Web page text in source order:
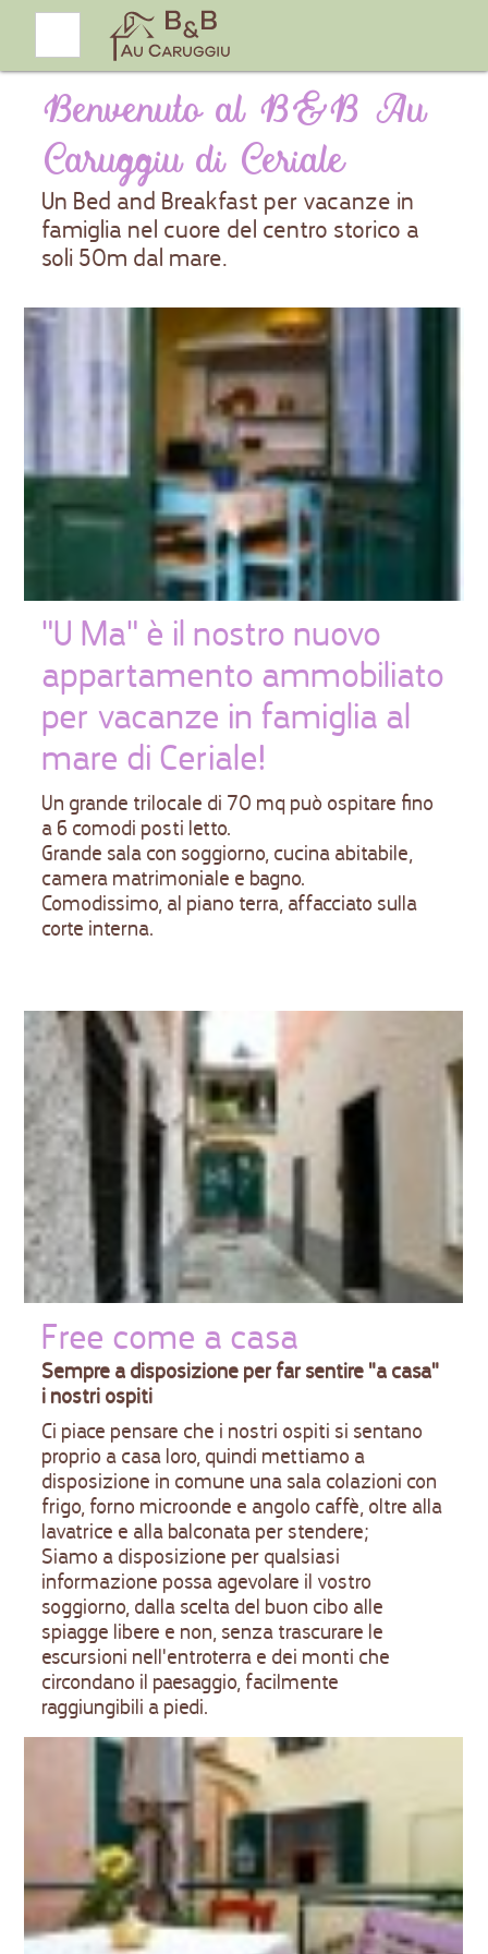
Benvenuto al B&B Au
Caruggiu di Ceriale
Un Bed and Breakfast per vacanze in
famiglia nel cuore del centro storico a
soli 50m dal mare.
"U Ma" è il nostro nuovo
appartamento ammobiliato
per vacanze in famiglia al
mare di Ceriale!
Un grande trilocale di 70 mq può ospitare fino
a 6 comodi posti letto.
Grande sala con soggiorno, cucina abitabile,
camera matrimoniale e bagno.
Comodissimo, al piano terra, affacciato sulla
corte interna.
Free come a casa
Sempre a disposizione per far sentire "a casa"
i nostri ospiti
Ci piace pensare che i nostri ospiti si sentano
proprio a casa loro, quindi mettiamo a
disposizione in comune una sala colazioni con
frigo, forno microonde e angolo caffè, oltre alla
lavatrice e alla balconata per stendere;
Siamo a disposizione per qualsiasi
informazione possa agevolare il vostro
soggiorno, dalla scelta del buon cibo alle
spiagge libere e non, senza trascurare le
escursioni nell'entroterra e dei monti che
circondano il paesaggio, facilmente
raggiungibili a piedi.